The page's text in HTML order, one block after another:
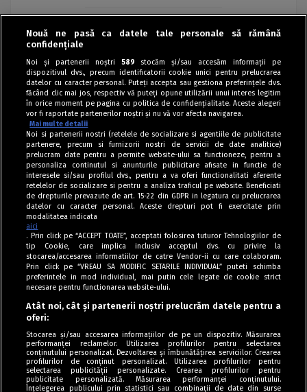
Tag index
Program Antena 1
Politica de cookies
Politica de confidențialitate
Nouă ne pasă ca datele tale personale să rămână
confidențiale
Noi și partenerii noștri 589 stocăm și/sau accesăm informații pe
dispozitivul dvs., precum identificatorii cookie unici pentru prelucrarea
datelor cu caracter personal. Puteți accepta sau gestiona preferințele dvs.
făcând clic mai jos, respectiv vă puteți opune utilizării unui interes legitim
în orice moment pe pagina cu politica de confidențialitate. Aceste alegeri
vor fi raportate partenerilor noștri și nu vă vor afecta navigarea.
Mai multe detalii
Noi si partenerii nostri (retelele de socializare si agentiile de publicitate
partenere, precum si furnizorii nostri de servicii de date analitice)
prelucram date pentru a permite website-ului sa functioneze, pentru a
personaliza continutul si anunturile publicitare afisate in functie de
interesele si/sau profilul dvs., pentru a va oferi functionalitati aferente
retelelor de socializare si pentru a analiza traficul pe website. Beneficiati
de drepturile prevazute de art. 15-22 din GDPR in legatura cu prelucrarea
datelor cu caracter personal. Aceste drepturi pot fi exercitate prin
modalitatea indicata
aici
. Prin click pe “ACCEPT TOATE”, acceptati folosirea tuturor Tehnologiilor de
tip Cookie, care implica inclusiv acceptul dvs. cu privire la
stocarea/accesarea informatiilor de catre Vendor-ii cu care colaboram.
Prin click pe “VREAU SA MODIFIC SETARILE INDIVIDUAL” puteti schimba
preferintele in mod individual, mai putin cele legate de cookie strict
necesare pentru functionarea website-ului.
Atât noi, cât și partenerii noștri prelucrăm datele pentru a
oferi:
Stocarea și/sau accesarea informațiilor de pe un dispozitiv. Măsurarea
performanței reclamelor. Utilizarea profilurilor pentru selectarea
conținutului personalizat. Dezvoltarea și îmbunătățirea serviciilor. Crearea
profilurilor de conținut personalizat. Utilizarea profilurilor pentru
selectarea publicității personalizate. Crearea profilurilor pentru
publicitate personalizată. Măsurarea performanței conținutului.
Înțelegerea publicului prin statistici sau combinații de date din surse